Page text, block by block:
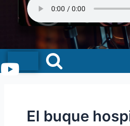
Menu
El buque